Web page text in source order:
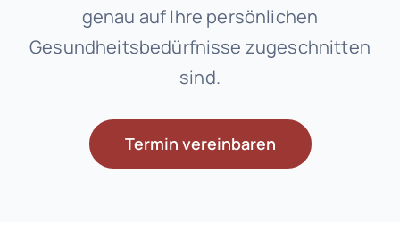
genau auf Ihre persönlichen
Gesundheitsbedürfnisse zugeschnitten
sind.
Termin vereinbaren